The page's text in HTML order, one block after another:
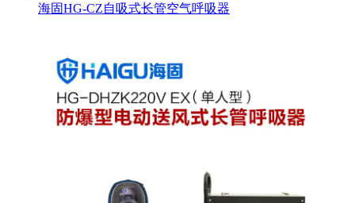
海固HG-CZ自吸式长管空气呼吸器